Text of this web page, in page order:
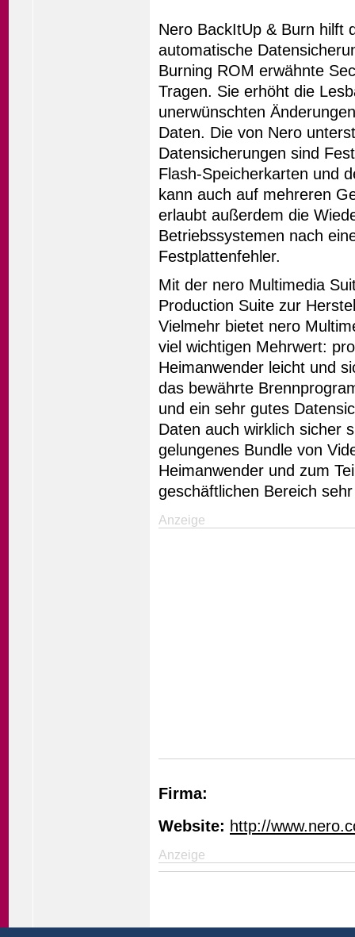
Nero BackItUp & Burn hilft
automatische
Burning ROM erwähnte
Tragen. Sie erhöht die
unerwünschten
Daten. Die von Nero
Datensicherungen sind
Flash-Speicherkarten und
kann auch auf mehreren
erlaubt außerdem die
Betriebssystemen nach
Festplattenfehler.
Mit der nero Multimedia
Production Suite zur
Vielmehr bietet nero
viel wichtigen Mehrwert:
Heimanwender leicht und
das bewährte
und ein sehr gutes
Daten auch wirklich sicher
gelungenes Bundle von
Heimanwender und zum
geschäftlichen Bereich
Anzeige
Firma:
Website: http://
Anzeige